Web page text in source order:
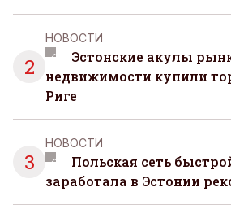
2
НОВОСТИ
Эстонские акулы
недвижимости купили
Риге
3
НОВОСТИ
Польская сеть
заработала в Эстонии